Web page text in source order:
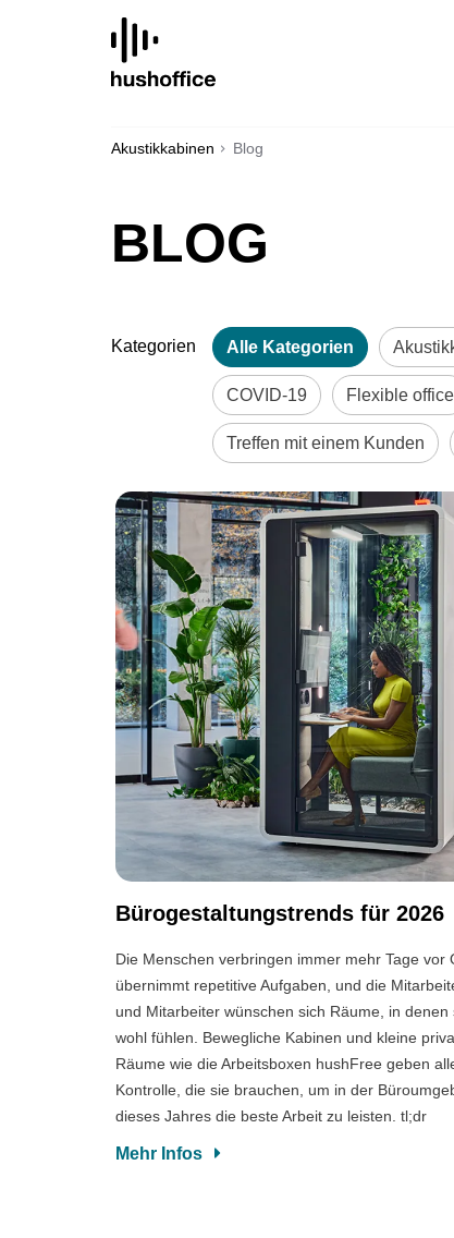
Akustikkabinen Blog
BLOG
Kategorien Alle Kategorien
COVID-19 Flexible office
Treffen mit einem Kunden
Bürogestaltungstrends für 2026
Die Menschen verbringen immer mehr Tage vor
übernimmt repetitive Aufgaben, und die
und Mitarbeiter wünschen sich Räume, in denen
wohl fühlen. Bewegliche Kabinen und kleine
Räume wie die Arbeitsboxen hushFree geben
Kontrolle, die sie brauchen, um in der
dieses Jahres die beste Arbeit zu leisten. tl;dr
Mehr Infos